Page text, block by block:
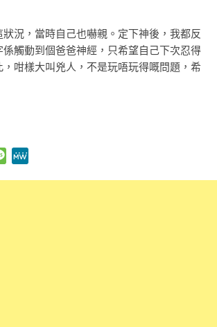
況，當時自己也嚇親。定下神後，我都反
觸動到個爸爸神經，只希望自己下次忍得
咁樣大叫兇人，不是玩唔玩得嘅問題，希
Message